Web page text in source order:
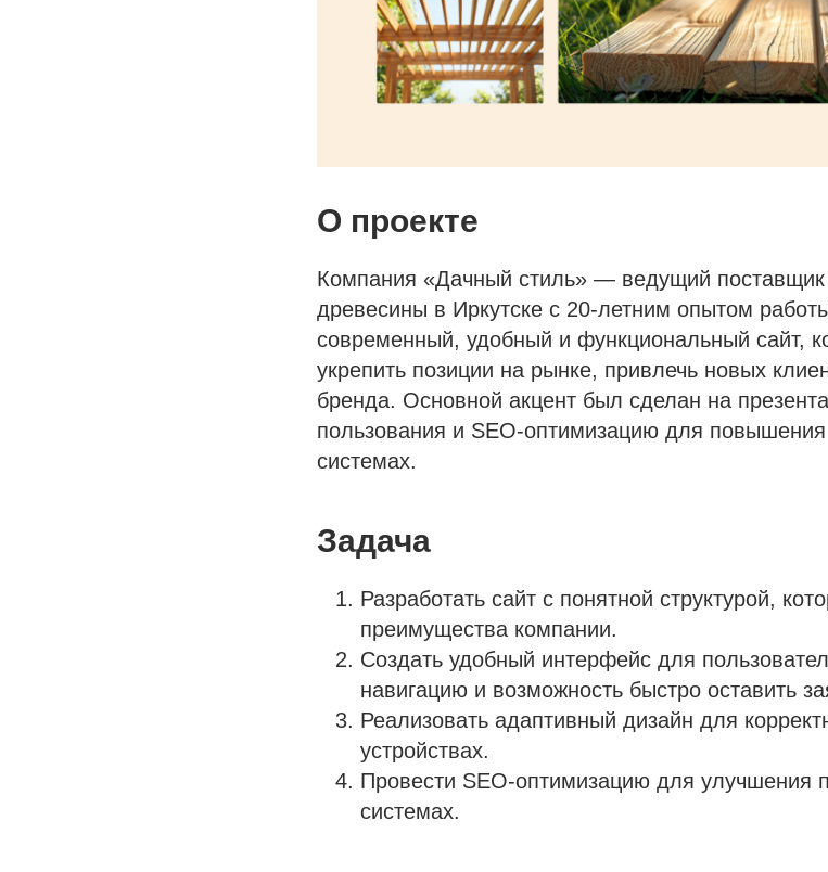
О проекте
Компания «Дачный стиль» — ведущий поставщик
древесины в Иркутске с 20-летним опытом
современный, удобный и функциональный сайт,
укрепить позиции на рынке, привлечь новых
бренда. Основной акцент был сделан на
пользования и SEO-оптимизацию для
системах.
Задача
Разработать сайт с понятной структурой,
преимущества компании.
Создать удобный интерфейс для
навигацию и возможность быстро оставить
Реализовать адаптивный дизайн для
устройствах.
Провести SEO-оптимизацию для улучшения
системах.